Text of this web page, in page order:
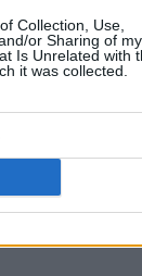
Collection, Use,
or Sharing of my
Is Unrelated with
it was collected.